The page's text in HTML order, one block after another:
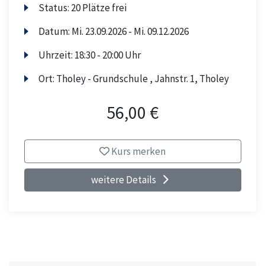
Status: 20 Plätze frei
Datum: Mi. 23.09.2026 - Mi.09.12.2026
Uhrzeit: 18:30 - 20:00 Uhr
Ort: Tholey - Grundschule , Jahnstr. 1, Tholey
56,00 €
Kurs merken
weitere Details